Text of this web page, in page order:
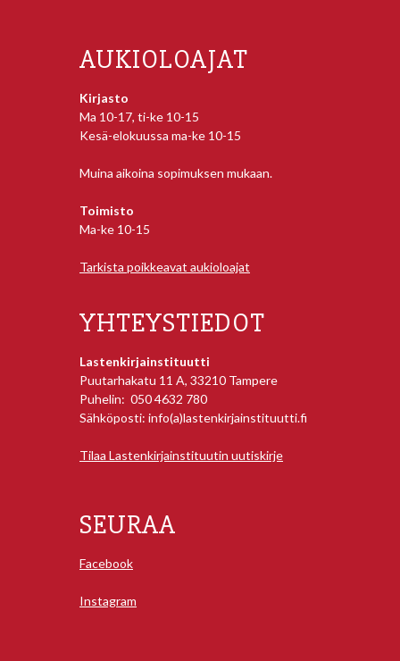
AUKIOLOAJAT
Kirjasto
Ma 10-17, ti-ke 10-15
Kesä-elokuussa ma-ke 10-15
Muina aikoina sopimuksen mukaan.
Toimisto
Ma-ke 10-15
Tarkista poikkeavat aukioloajat
YHTEYSTIEDOT
Lastenkirjainstituutti
Puutarhakatu 11 A, 33210 Tampere
Puhelin: 050 4632 780
Sähköposti: info(a)lastenkirjainstituutti.fi
Tilaa Lastenkirjainstituutin uutiskirje
SEURAA
Facebook
Instagram